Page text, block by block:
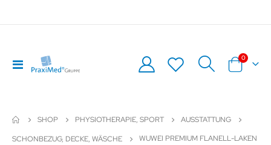
Navigation
umschalten
Warenkorb
0Artikel
SHOP PHYSIOTHERAPIE, SPORT
AUSSTATTUNG
SCHONBEZUG, DECKE, WÄSCHE
WUWEI PREMIUM FLANELL-LAKEN